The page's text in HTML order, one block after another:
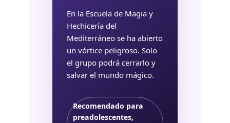
En la Escuela de Magia y
Hechicería del
Mediterráneo se ha abierto
un vórtice peligroso. Solo
el grupo podrá cerrarlo y
salvar el mundo mágico.
Recomendado para
preadolescentes,